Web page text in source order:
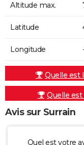
Altitude max.
Latitude
Longitude
Quelle est
Quelle est
Avis sur Surrain
Quel est votre